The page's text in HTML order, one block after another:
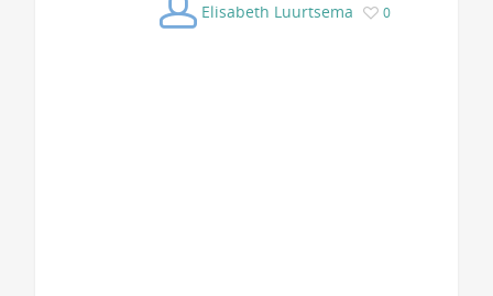
Elisabeth Luurtsema 0